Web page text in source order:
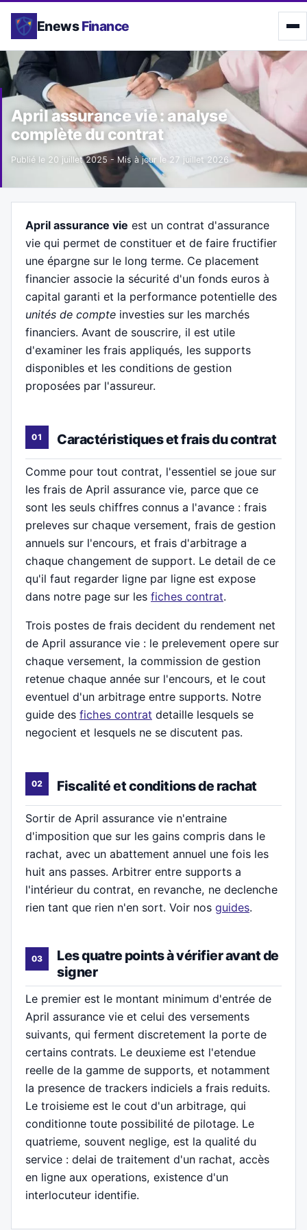
Enews Finance
April assurance vie : analyse
complète du contrat
Publié le 20 juillet 2025 - Mis à jour le 27 juillet 2026
April assurance vie est un contrat d'assurance
vie qui permet de constituer et de faire fructifier
une épargne sur le long terme. Ce placement
financier associe la sécurité d'un fonds euros à
capital garanti et la performance potentielle des
unités de compte investies sur les marchés
financiers. Avant de souscrire, il est utile
d'examiner les frais appliqués, les supports
disponibles et les conditions de gestion
proposées par l'assureur.
Caractéristiques et frais du contrat
Comme pour tout contrat, l'essentiel se joue sur
les frais de April assurance vie, parce que ce
sont les seuls chiffres connus a l'avance : frais
preleves sur chaque versement, frais de gestion
annuels sur l'encours, et frais d'arbitrage a
chaque changement de support. Le detail de ce
qu'il faut regarder ligne par ligne est expose
dans notre page sur les fiches contrat.
Trois postes de frais decident du rendement net
de April assurance vie : le prelevement opere sur
chaque versement, la commission de gestion
retenue chaque année sur l'encours, et le cout
eventuel d'un arbitrage entre supports. Notre
guide des fiches contrat detaille lesquels se
negocient et lesquels ne se discutent pas.
Fiscalité et conditions de rachat
Sortir de April assurance vie n'entraine
d'imposition que sur les gains compris dans le
rachat, avec un abattement annuel une fois les
huit ans passes. Arbitrer entre supports a
l'intérieur du contrat, en revanche, ne declenche
rien tant que rien n'en sort. Voir nos guides.
Les quatre points à vérifier avant de
signer
Le premier est le montant minimum d'entrée de
April assurance vie et celui des versements
suivants, qui ferment discretement la porte de
certains contrats. Le deuxieme est l'etendue
reelle de la gamme de supports, et notamment
la presence de trackers indiciels a frais reduits.
Le troisieme est le cout d'un arbitrage, qui
conditionne toute possibilité de pilotage. Le
quatrieme, souvent neglige, est la qualité du
service : delai de traitement d'un rachat, accès
en ligne aux operations, existence d'un
interlocuteur identifie.